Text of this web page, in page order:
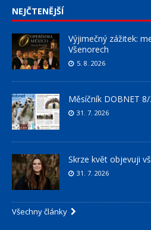
NEJČTENĚJŠÍ
Výjimečný zážitek:
Všenorech
5. 8. 2026
Měsíčník DOBNET
31. 7. 2026
Skrze květ objevuji
31. 7. 2026
Všechny články